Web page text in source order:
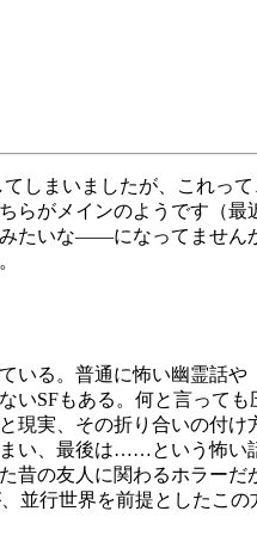
まいましたが、これっ
がメインのようです（
いな――になってません
る。普通に怖い幽霊話
SFもある。何と言って
現実、その折り合いの付
い、最後は……という怖
昔の友人に関わるホラー
並行世界を前提としたこ